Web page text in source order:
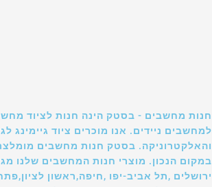
חנות מחשבים - בסטק הינה חנות לציוד
למחשבים ניידים. אנו מוכרים ציוד
והאלקטרוניקה. בסטק חנות מחשבים
במקום הנכון. מוצרי חנות המחשבים שלנו
ירושלים ,תל אביב-יפו ,חיפה,ראשון